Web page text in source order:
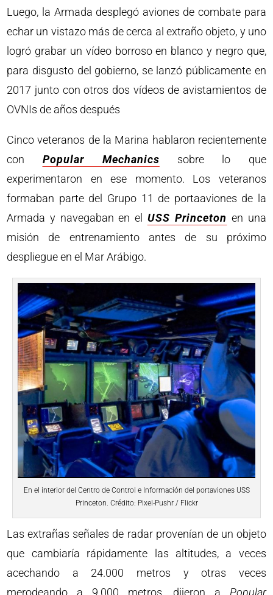
Luego, la Armada desplegó aviones de combate para
echar un vistazo más de cerca al extraño objeto, y uno
logró grabar un vídeo borroso en blanco y negro que,
para disgusto del gobierno, se lanzó públicamente en
2017 junto con otros dos vídeos de avistamientos de
OVNIs de años después
Cinco veteranos de la Marina hablaron recientemente
con Popular Mechanics sobre lo que
experimentaron en ese momento. Los veteranos
formaban parte del Grupo 11 de portaaviones de la
Armada y navegaban en el USS Princeton en una
misión de entrenamiento antes de su próximo
despliegue en el Mar Arábigo.
En el interior del Centro de Control e Información del portaviones USS
Princeton. Crédito: Pixel-Pushr / Flickr
Las extrañas señales de radar provenían de un objeto
que cambiaría rápidamente las altitudes, a veces
acechando a 24.000 metros y otras veces
merodeando a 9.000 metros, dijeron a Popular